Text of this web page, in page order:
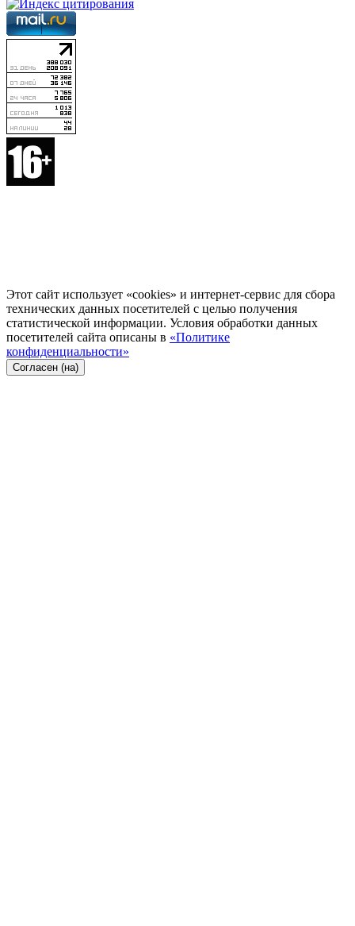
Этот сайт использует «cookies» и интернет-сервис для сбора
технических данных посетителей с целью получения
статистической информации. Условия обработки данных
посетителей сайта описаны в «Политике
конфиденциальности»
Согласен (на)